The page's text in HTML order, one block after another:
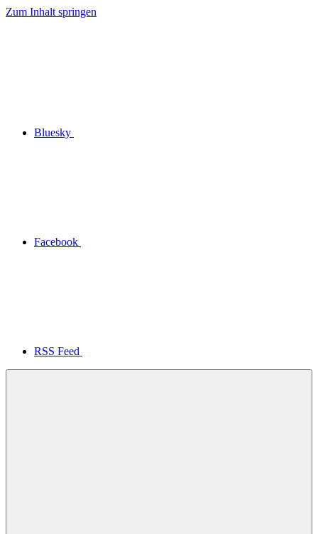
Zum Inhalt springen
Bluesky
Facebook
RSS Feed